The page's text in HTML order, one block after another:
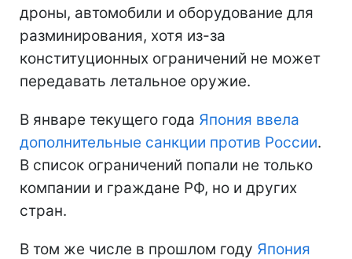
дроны, автомобили и оборудование для
разминирования, хотя из-за
конституционных ограничений не может
передавать летальное оружие.
В январе текущего года Япония ввела
дополнительные санкции против России.
В список ограничений попали не только
компании и граждане РФ, но и других
стран.
В том же числе в прошлом году Япония